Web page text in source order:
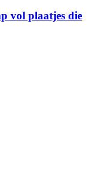
vol plaatjes die